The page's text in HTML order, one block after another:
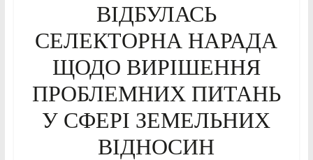
ВІДБУЛАСЬ
СЕЛЕКТОРНА НАРАДА
ЩОДО ВИРІШЕННЯ
ПРОБЛЕМНИХ ПИТАНЬ
У СФЕРІ ЗЕМЕЛЬНИХ
ВІДНОСИН